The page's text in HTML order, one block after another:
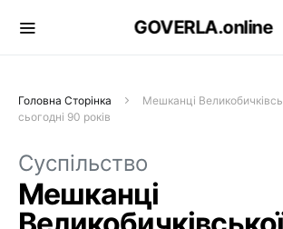
GOVERLA.online
Головна Сторінка
Мешканці
сьогодні 90 років
Суспільство
Мешканці